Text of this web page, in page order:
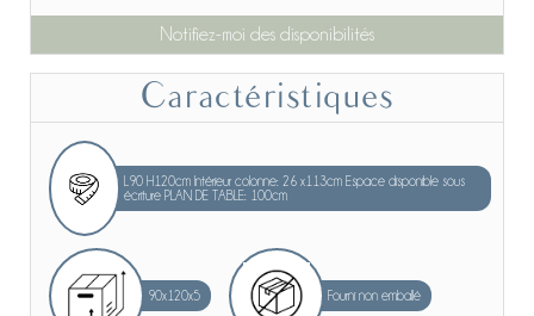
Notifiez-moi des disponibilités
Caractéristiques
L90 H120cm Intérieur colonne: 26 x113cm Espace disponible sous
écriture PLAN DE TABLE: 100cm
90x120x5 Fourni non emballé